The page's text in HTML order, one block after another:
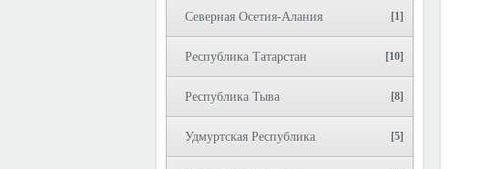
Северная Осетия-Алания [1]
Республика Татарстан [10]
Республика Тыва [8]
Удмуртская Республика [5]